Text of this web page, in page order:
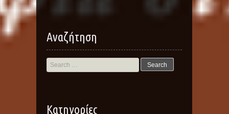
Αναζήτηση
Search
for:
Kατηγορίες